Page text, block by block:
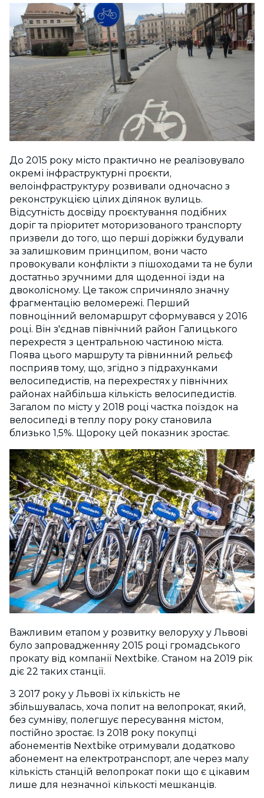
До 2015 року місто практично не реалізовувало
окремі інфраструктурні проєкти,
велоінфраструктуру розвивали одночасно з
реконструкцією цілих ділянок вулиць.
Відсутність досвіду проєктування подібних
доріг та пріоритет моторизованого транспорту
призвели до того, що перші доріжки будували
за залишковим принципом, вони часто
провокували конфлікти з пішоходами та не були
достатньо зручними для щоденної їзди на
двоколісному. Це також спричиняло значну
фрагментацію веломережі. Перший
повноцінний веломаршрут сформувався у 2016
році. Він з'єднав північний район Галицького
перехрестя з центральною частиною міста.
Поява цього маршруту та рівнинний рельєф
посприяв тому, що, згідно з підрахунками
велосипедистів, на перехрестях у північних
районах найбільша кількість велосипедистів.
Загалом по місту у 2018 році частка поїздок на
велосипеді в теплу пору року становила
близько 1,5%. Щороку цей показник зростає.
Важливим етапом у розвитку велоруху у Львові
було запровадженняу 2015 році громадського
прокату від компанії Nextbike. Станом на 2019 рік
діє 22 таких станції.
З 2017 року у Львові їх кількість не
збільшувалась, хоча попит на велопрокат, який,
без сумніву, полегшує пересування містом,
постійно зростає. Із 2018 року покупці
абонементів Nextbike отримували додатково
абонемент на електротранспорт, але через малу
кількість станцій велопрокат поки що є цікавим
лише для незначної кількості мешканців.